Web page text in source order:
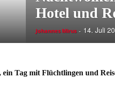
Hotel und
Johannes Mirus - 14. Juli
Tag mit Flüchtlingen und